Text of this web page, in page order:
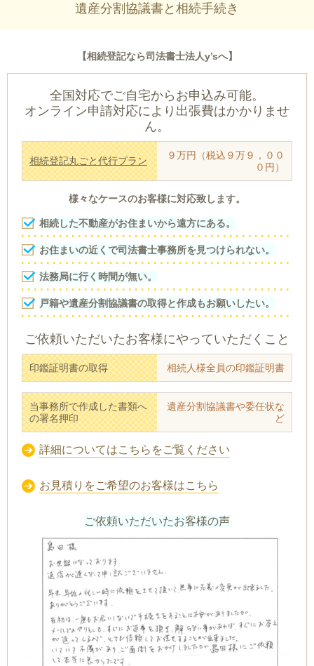
遺産分割協議書と相続手続き
【相続登記なら司法書士法人y’sへ】
全国対応でご自宅からお申込み可能。
オンライン申請対応により出張費はかかりませ
ん。
相続登記丸ごと代行プラン
９万円（税込９万９，００
０円）
様々なケースのお客様に対応致します。
相続した不動産がお住まいから遠方にある。
お住まいの近くで司法書士事務所を見つけられない。
法務局に行く時間が無い。
戸籍や遺産分割協議書の取得と作成もお願いしたい。
ご依頼いただいたお客様にやっていただくこと
印鑑証明書の取得 相続人様全員の印鑑証明書
当事務所で作成した書類へ
の署名押印
遺産分割協議書や委任状な
ど
詳細についてはこちらをご覧ください
お見積りをご希望のお客様はこちら
ご依頼いただいたお客様の声